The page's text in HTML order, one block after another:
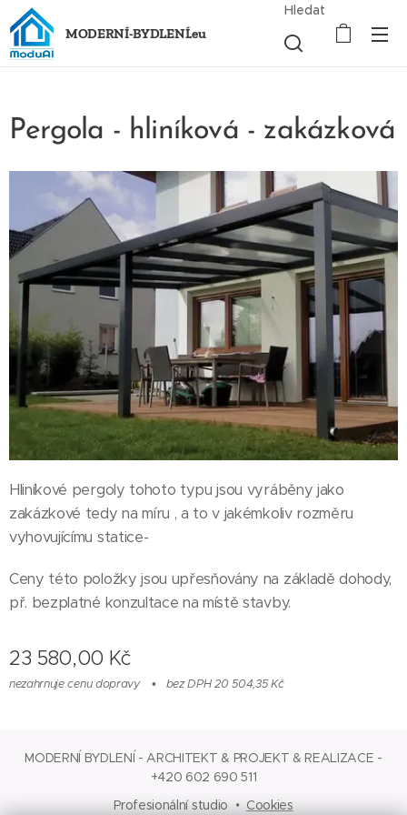
MODERNÍ-BYDLENÍ.eu
Hledat
Pergola - hliníková - zakázková
Hliníkové pergoly tohoto typu jsou vyráběny jako
zakázkové tedy na míru , a to v jakémkoliv rozměru
vyhovujícímu statice-
Ceny této položky jsou upřesňovány na základě dohody,
př. bezplatné konzultace na místě stavby.
23 580,00 Kč
nezahrnuje cenu dopravy bez DPH 20 504,35 Kč
MODERNÍ BYDLENÍ - ARCHITEKT & PROJEKT & REALIZACE -
+420 602 690 511
Profesionální studio
Cookies